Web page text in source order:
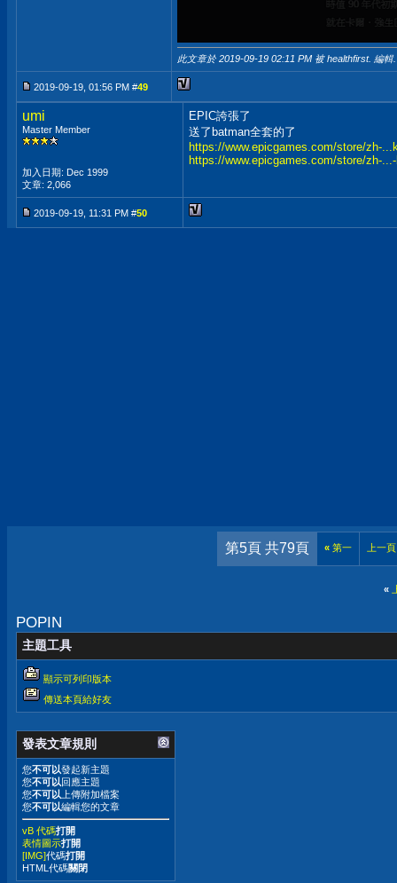
此文章於 2019-09-19 02:11 PM 被 healthfirst. 編輯.
2019-09-19, 01:56 PM #49
umi
Master Member
加入日期: Dec 1999
文章: 2,066
EPIC誇張了
送了batman全套的了
https://www.epicgames.com/store/zh-
https://www.epicgames.com/store/zh-
2019-09-19, 11:31 PM #50
第5頁 共79頁 « 第一 上一頁
«
POPIN
主題工具
顯示可列印版本
傳送本頁給好友
發表文章規則
您不可以發起新主題
您不可以回應主題
您不可以 上傳附加檔案
您不可以編輯您的文章
vB 代碼打開
表情圖示打開
[IMG]代碼打開
HTML代碼關閉